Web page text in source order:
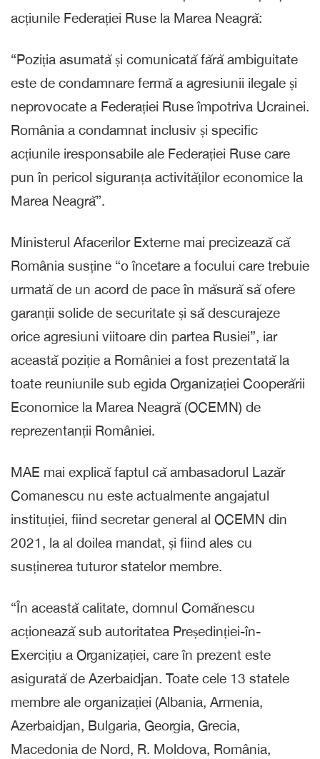
acțiunile Federației Ruse la Marea Neagră:
“Poziția asumată și comunicată fără ambiguitate
este de condamnare fermă a agresiunii ilegale și
neprovocate a Federației Ruse împotriva Ucrainei.
România a condamnat inclusiv și specific
acțiunile iresponsabile ale Federației Ruse care
pun în pericol siguranța activităților economice la
Marea Neagră”.
Ministerul Afacerilor Externe mai precizează că
România susține “o încetare a focului care trebuie
urmată de un acord de pace în măsură să ofere
garanții solide de securitate și să descurajeze
orice agresiuni viitoare din partea Rusiei”, iar
această poziție a României a fost prezentată la
toate reuniunile sub egida Organizației Cooperării
Economice la Marea Neagră (OCEMN) de
reprezentanții României.
MAE mai explică faptul că ambasadorul Lazăr
Comanescu nu este actualmente angajatul
instituției, fiind secretar general al OCEMN din
2021, la al doilea mandat, și fiind ales cu
susținerea tuturor statelor membre.
“În această calitate, domnul Comănescu
acționează sub autoritatea Președinției-în-
Exercițiu a Organizației, care în prezent este
asigurată de Azerbaidjan. Toate cele 13 statele
membre ale organizației (Albania, Armenia,
Azerbaidjan, Bulgaria, Georgia, Grecia,
Macedonia de Nord, R. Moldova, România,